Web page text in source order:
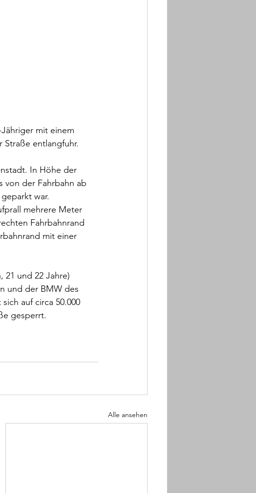
mit einem
Straße entlangfuhr.
In Höhe der
von der Fahrbahn ab
war.
mehrere Meter
Fahrbahnrand
mit einer
21 und 22 Jahre)
und der BMW des
auf circa 50.000
gesperrt.
Alle ansehen